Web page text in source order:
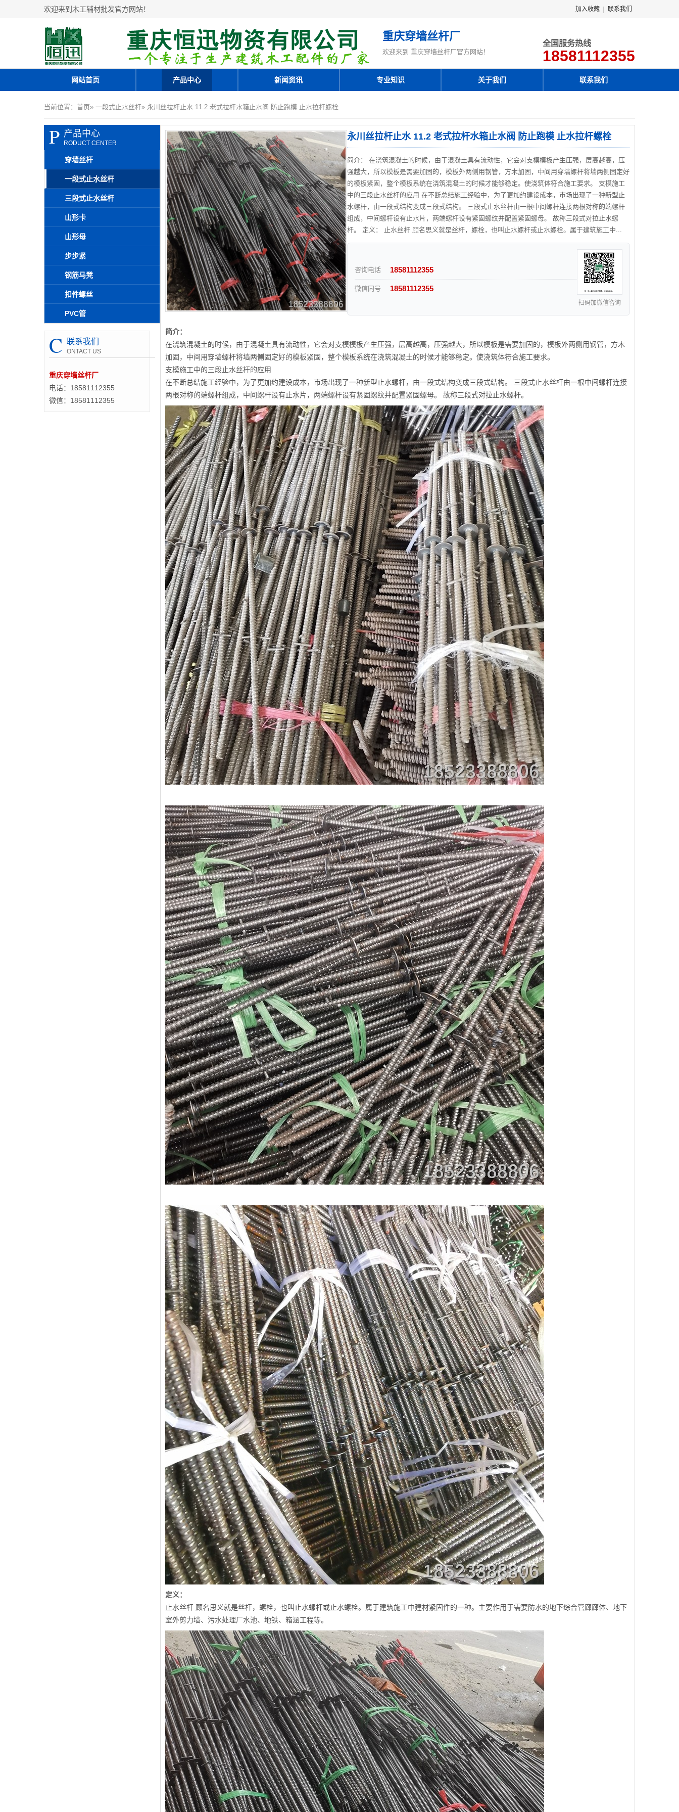
欢迎来到木工辅材批发官方网站！ 加入收藏 | 联系我们
重庆穿墙丝杆厂
欢迎来到 重庆穿墙丝杆厂官方网站！
全国服务热线
18581112355
网站首页 产品中心 新闻资讯 专业知识 关于我们 联系我们
当前位置： 首页» 一段式止水丝杆» 永川丝拉杆止水 11.2 老式拉杆水箱止水阀 防止跑模 止水拉杆螺栓
P 产品中心
RODUCT CENTER
穿墙丝杆
一段式止水丝杆
三段式止水丝杆
山形卡
山形母
步步紧
钢筋马凳
扣件螺丝
PVC管
C 联系我们
ONTACT US
重庆穿墙丝杆厂
电话：18581112355
微信：18581112355
永川丝拉杆止水 11.2 老式拉杆水箱止水阀 防止跑模 止水拉杆螺栓
简介： 在浇筑混凝土的时候，由于混凝土具有流动性，它会对支模模板产生压强，层高越高，压
强越大，所以模板是需要加固的，模板外两侧用钢管，方木加固，中间用穿墙螺杆将墙两侧固定好
的模板紧固，整个模板系统在浇筑混凝土的时候才能够稳定。使浇筑体符合施工要求。 支模施工
中的三段止水丝杆的应用 在不断总结施工经验中，为了更加约建设成本，市场出现了一种新型止
水螺杆，由一段式结构变成三段式结构。 三段式止水丝杆由一根中间螺杆连接两根对称的端螺杆
组成，中间螺杆设有止水片，两端螺杆设有紧固螺纹并配置紧固螺母。 故称三段式对拉止水螺
杆。 定义： 止水丝杆 顾名思义就是丝杆，螺栓，也叫止水螺杆或止水螺栓。属于建筑施工中...
咨询电话 18581112355
微信同号 18581112355
扫码加微信咨询
简介：
在浇筑混凝土的时候，由于混凝土具有流动性，它会对支模模板产生压强，层高越高，压强越大，所以模板是需要加固的，模板外两侧用钢管，方木
加固，中间用穿墙螺杆将墙两侧固定好的模板紧固，整个模板系统在浇筑混凝土的时候才能够稳定。使浇筑体符合施工要求。
支模施工中的三段止水丝杆的应用
在不断总结施工经验中，为了更加约建设成本，市场出现了一种新型止水螺杆，由一段式结构变成三段式结构。 三段式止水丝杆由一根中间螺杆连接
两根对称的端螺杆组成，中间螺杆设有止水片，两端螺杆设有紧固螺纹并配置紧固螺母。 故称三段式对拉止水螺杆。
定义：
止水丝杆 顾名思义就是丝杆，螺栓，也叫止水螺杆或止水螺栓。属于建筑施工中建材紧固件的一种。主要作用于需要防水的地下综合管廊廊体、地下
室外剪力墙、污水处理厂水池、地铁、箱涵工程等。